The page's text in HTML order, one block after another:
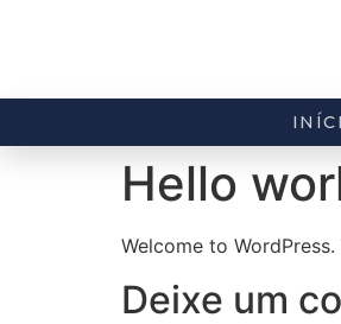
Hello
Welcome to
Deixe um